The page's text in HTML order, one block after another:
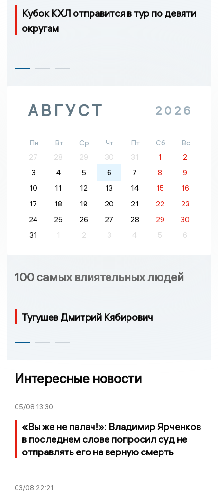
Кубок КХЛ отправится в тур по девяти
округам
АВГУСТ 2026
Пн Вт Ср Чт Пт Сб
Вс
27
28 29 30 31 1
2
3
4 5 6 7 8
9
10
11 12 13 14 15
16
17
18 19 20 21 22
23
24
25 26 27 28 29
30
31
1 2 3 4 5 6
100 самых влиятельных людей
Тугушев Дмитрий Кябирович
Интересные новости
05/08 13:30
«Вы же не палач!»: Владимир Ярченков
в последнем слове попросил суд не
отправлять его на верную смерть
03/08 22:21